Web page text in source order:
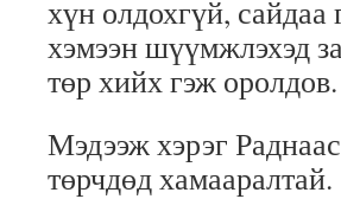
хүн олдохгүй, сайдаа
хэмээн шүүмжлэхэд
төр хийх гэж оролдов.
Мэдээж хэрэг
төрчдөд хамааралтай.